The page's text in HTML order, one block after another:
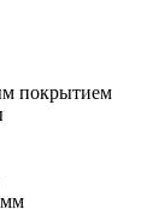
покрытием